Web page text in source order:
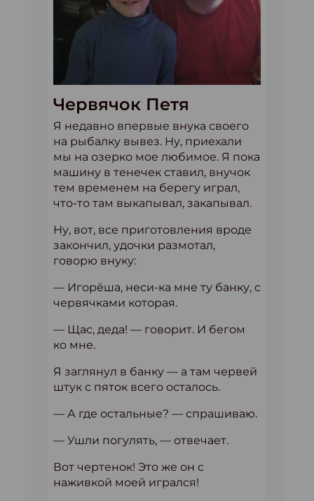
Червячок Петя
Я недавно впервые внука своего
на рыбалку вывез. Ну, приехали
мы на озерко мое любимое. Я пока
машину в тенечек ставил, внучок
тем временем на берегу играл,
что-то там выкапывал, закапывал.
Ну, вот, все приготовления вроде
закончил, удочки размотал,
говорю внуку:
— Игорёша, неси-ка мне ту банку, с
червячками которая.
— Щас, деда! — говорит. И бегом
ко мне.
Я заглянул в банку — а там червей
штук с пяток всего осталось.
— А где остальные? — спрашиваю.
— Ушли погулять, — отвечает.
Вот чертенок! Это же он с
наживкой моей игрался!